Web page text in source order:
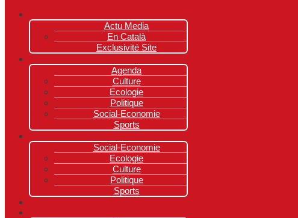
Actu Media
En Català
Exclusivité Site
Agenda
Culture
Ecologie
Politique
Social-Economie
Sports
Social-Economie
Ecologie
Culture
Politique
Sports